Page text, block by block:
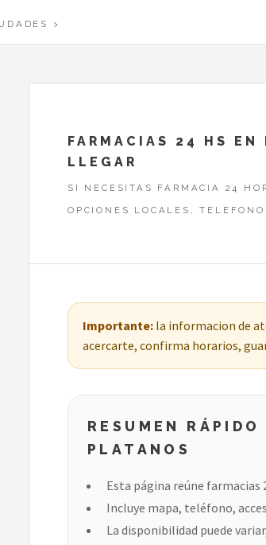
FARMACIAS 24 HS EN
LLEGAR
SI NECESITAS FARMACIA 24
OPCIONES LOCALES,
Importante:la informacion de
acercarte, confirma horarios,
RESUMEN
PLATANOS
Esta página reúne farmacias
Incluye mapa, teléfono,
La disponibilidad puede